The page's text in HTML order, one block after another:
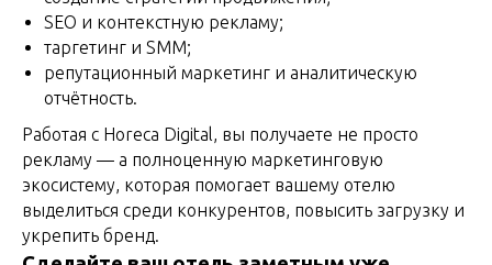
SEO и контекстную рекламу;
таргетинг и SMM;
репутационный маркетинг и аналитическую
отчётность.
Работая с Horeca Digital, вы получаете не просто
рекламу — а полноценную маркетинговую
экосистему, которая помогает вашему отелю
выделиться среди конкурентов, повысить загрузку и
укрепить бренд.